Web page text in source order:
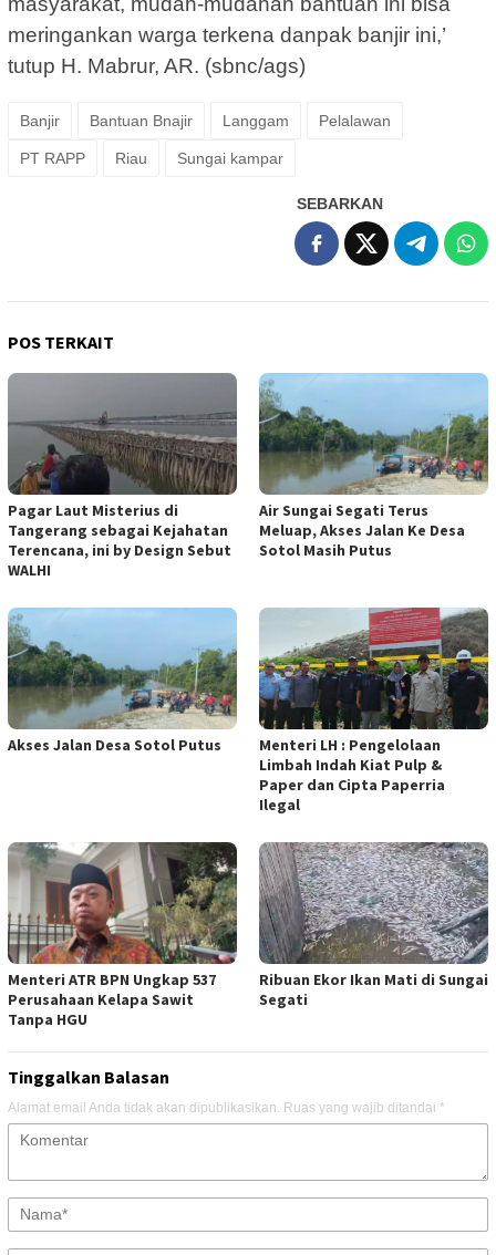
meringankan warga terkena danpak banjir ini,’
tutup H. Mabrur, AR. (sbnc/ags)
Banjir Bantuan Bnajir Langgam Pelalawan
PT RAPP Riau Sungai kampar
SEBARKAN
POS TERKAIT
Pagar Laut Misterius di
Tangerang sebagai Kejahatan
Terencana, ini by Design Sebut
WALHI
Air Sungai Segati Terus
Meluap, Akses Jalan Ke Desa
Sotol Masih Putus
Akses Jalan Desa Sotol Putus
Menteri LH : Pengelolaan
Limbah Indah Kiat Pulp &
Paper dan Cipta Paperria
Ilegal
Menteri ATR BPN Ungkap 537
Perusahaan Kelapa Sawit
Tanpa HGU
Ribuan Ekor Ikan Mati di Sungai
Segati
Tinggalkan Balasan
Alamat email Anda tidak akan dipublikasikan. Ruas yang wajib ditandai *